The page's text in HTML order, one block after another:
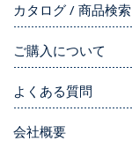
カタログ / 商品検索
ご購入について
よくある質問
会社概要